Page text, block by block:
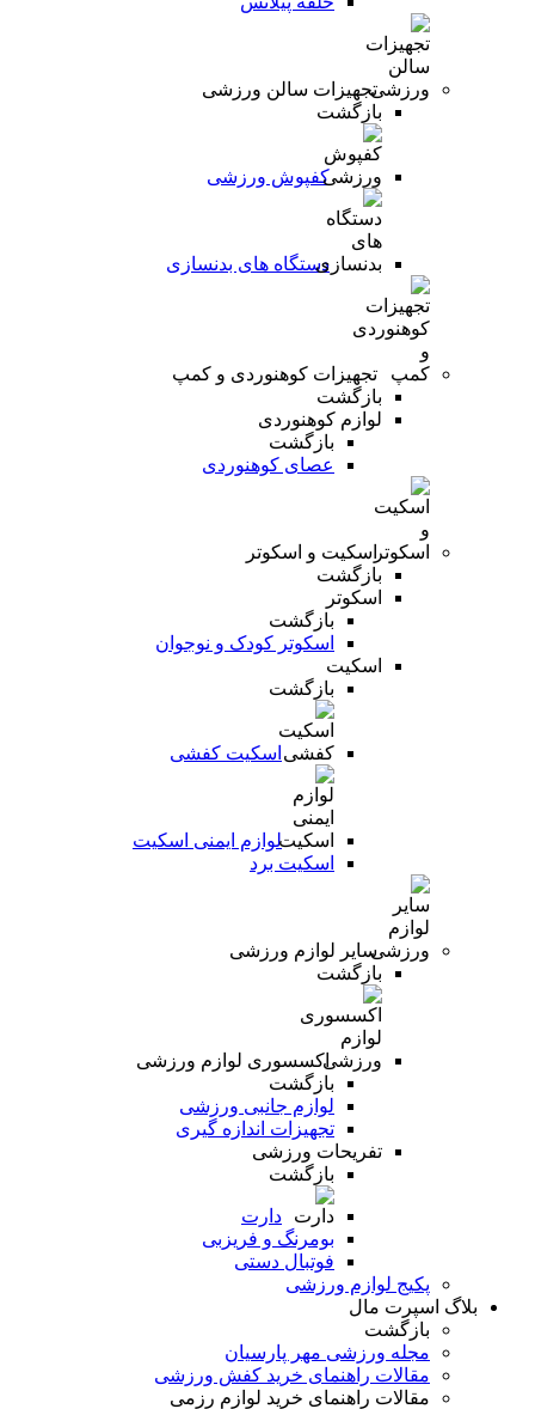
تجهیزات سالن ورزشی
بازگشت
کفپوش ورزشی
دستگاه های بدنسازی
تجهیزات کوهنوردی و کمپ
بازگشت
لوازم کوهنوردی
بازگشت
عصای کوهنوردی
اسکیت و اسکوتر
بازگشت
اسکوتر
بازگشت
اسکوتر کودک و نوجوان
اسکیت
بازگشت
اسکیت کفشی
لوازم ایمنی اسکیت
اسکیت برد
سایر لوازم ورزشی
بازگشت
اکسسوری لوازم ورزشی
بازگشت
لوازم جانبی ورزشی
تجهیزات اندازه گیری
تفریحات ورزشی
بازگشت
دارت
بومرنگ و فریزبی
فوتبال دستی
پکیج لوازم ورزشی
بلاگ اسپرت مال
بازگشت
مجله ورزشی مهر پارسیان
مقالات راهنمای خرید کفش ورزشی
مقالات راهنمای خرید لوازم رزمی